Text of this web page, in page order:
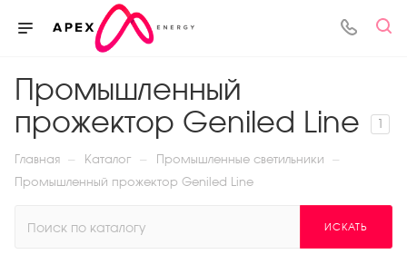
Промышленный
прожектор Geniled Line
1
Главная — Каталог — Промышленные светильники —
Промышленный прожектор Geniled Line
ИСКАТЬ